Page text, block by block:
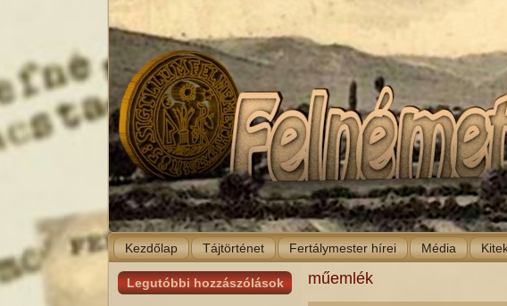
Kezdőlap Tájtörténet Fertálymester hírei Média
Legutóbbi hozzászólások műemlék